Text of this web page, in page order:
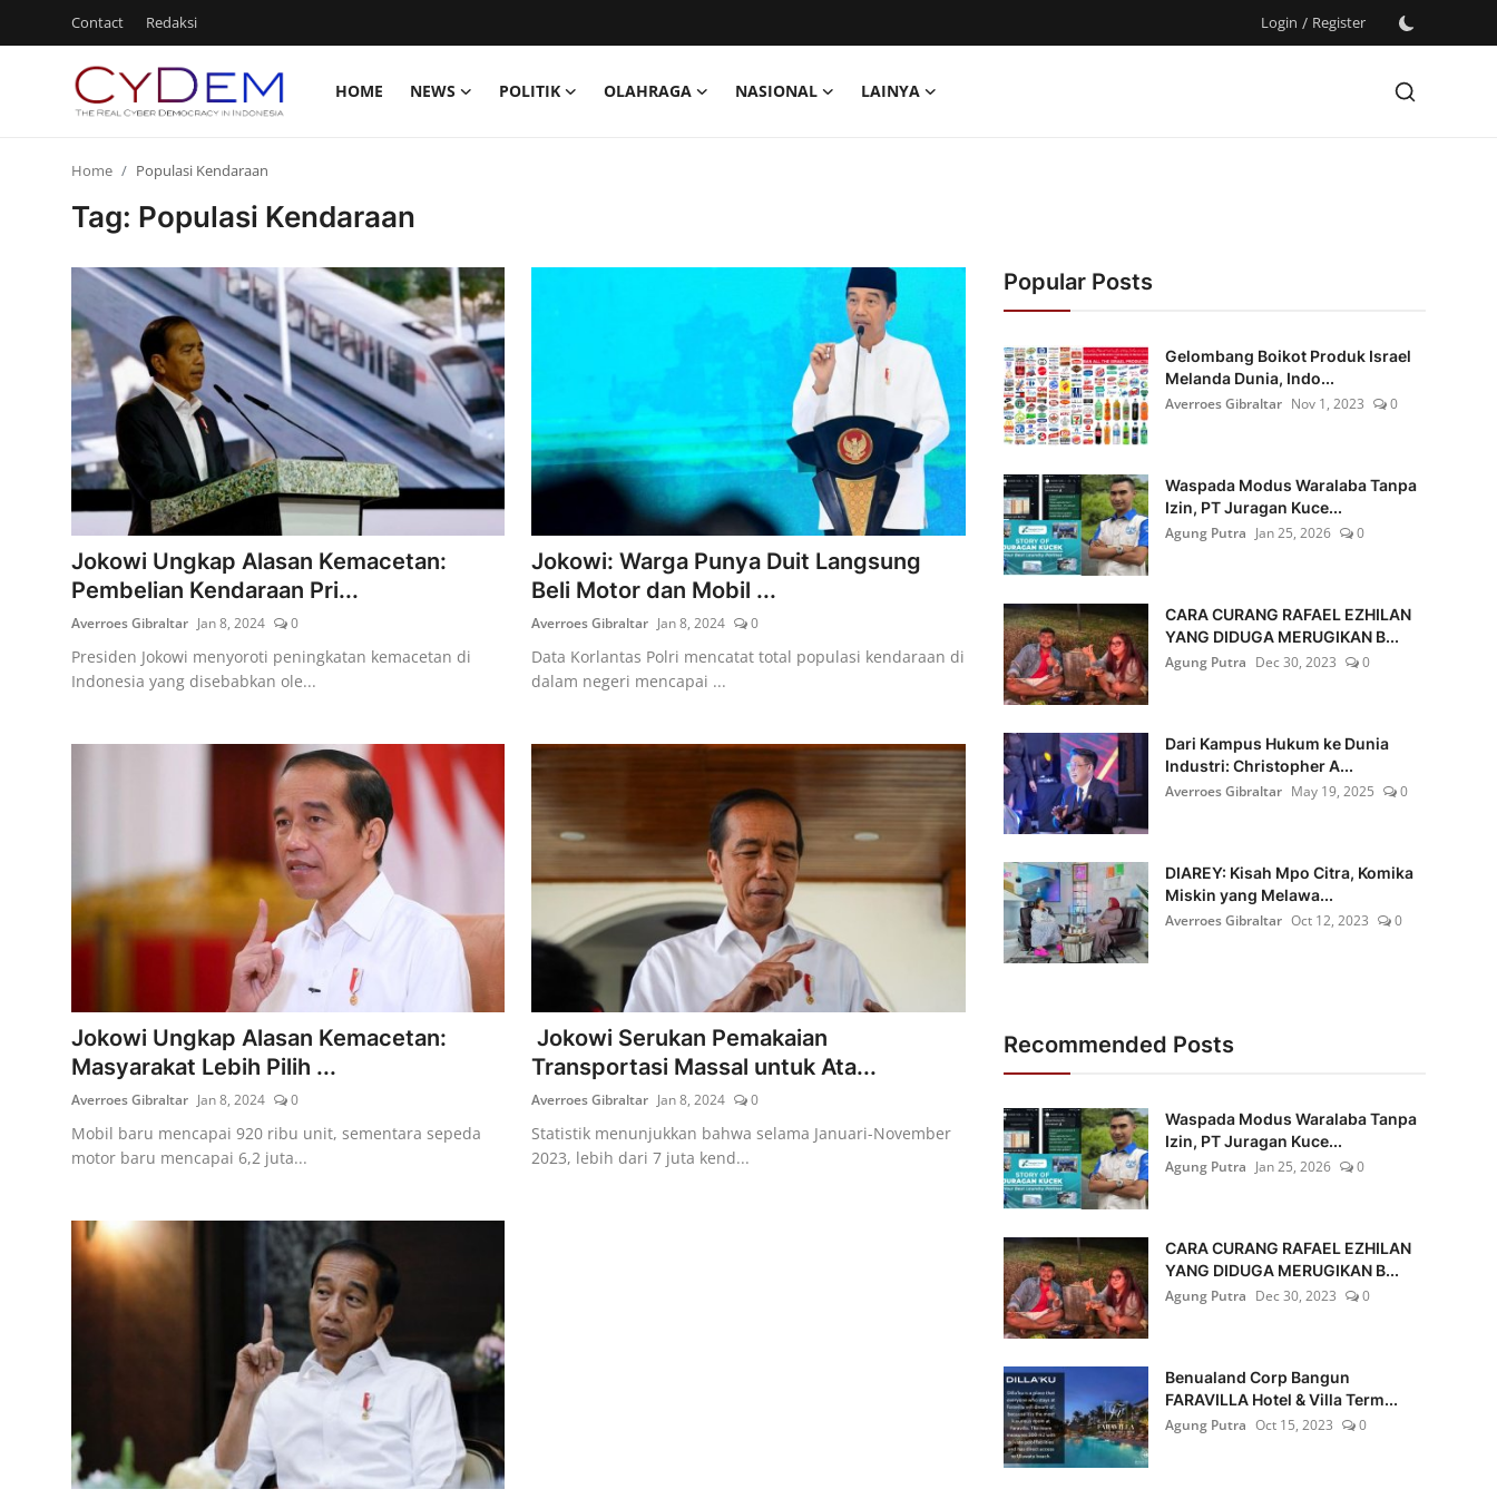
Contact Redaksi Login / Register
HOME NEWS POLITIK OLAHRAGA NASIONAL
LAINYA
Login
Register
Redaksi
Olahraga
Nasional
Home Populasi Kendaraan
Tag: Populasi Kendaraan
Jokowi Ungkap Alasan Kemacetan:
Pembelian Kendaraan Pri...
Averroes Gibraltar Jan 8, 2024 0
Presiden Jokowi menyoroti peningkatan kemacetan di
Indonesia yang disebabkan ole...
Jokowi: Warga Punya Duit Langsung
Beli Motor dan Mobil ...
Averroes Gibraltar Jan 8, 2024 0
Data Korlantas Polri mencatat total populasi kendaraan di
dalam negeri mencapai ...
Jokowi Ungkap Alasan Kemacetan:
Masyarakat Lebih Pilih ...
Averroes Gibraltar Jan 8, 2024 0
Mobil baru mencapai 920 ribu unit, sementara sepeda
motor baru mencapai 6,2 juta...
Jokowi Serukan Pemakaian
Transportasi Massal untuk Ata...
Averroes Gibraltar Jan 8, 2024 0
Statistik menunjukkan bahwa selama Januari-November
2023, lebih dari 7 juta kend...
Popular Posts
Gelombang Boikot Produk Israel
Melanda Dunia, Indo...
Averroes Gibraltar Nov 1, 2023 0
Waspada Modus Waralaba Tanpa
Izin, PT Juragan Kuce...
Agung Putra Jan 25, 2026 0
CARA CURANG RAFAEL EZHILAN
YANG DIDUGA MERUGIKAN B...
Agung Putra Dec 30, 2023 0
Dari Kampus Hukum ke Dunia
Industri: Christopher A...
Averroes Gibraltar May 19, 2025 0
DIAREY: Kisah Mpo Citra, Komika
Miskin yang Melawa...
Averroes Gibraltar Oct 12, 2023 0
Recommended Posts
Waspada Modus Waralaba Tanpa
Izin, PT Juragan Kuce...
Agung Putra Jan 25, 2026 0
CARA CURANG RAFAEL EZHILAN
YANG DIDUGA MERUGIKAN B...
Agung Putra Dec 30, 2023 0
Benualand Corp Bangun
FARAVILLA Hotel & Villa Term...
Agung Putra Oct 15, 2023 0